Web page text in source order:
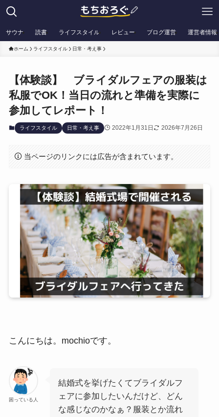
サウナ 読書 ライフスタイル レビュー ブログ運営 運営者情報
ホーム ライフスタイル 日常・考え事
【体験談】 ブライダルフェアの服装は
私服でOK！当日の流れと準備を実際に
参加してレポート！
ライフスタイル 日常・考え事 2022年1月31日 2026年7月26日
当ページのリンクには広告が含まれています。
こんにちは。mochioです。
困っている人
結婚式を挙げたくてブライダルフ
ェアに参加したいんだけど、どん
な感じなのかなぁ？服装とか流れ